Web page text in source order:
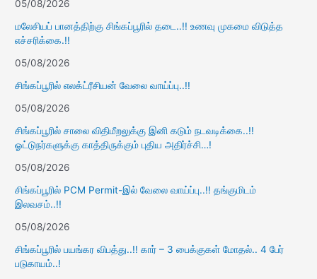
05/08/2026
மலேசியப் பானத்திற்கு சிங்கப்பூரில் தடை..!! உணவு முகமை விடுத்த
எச்சரிக்கை.!!
05/08/2026
சிங்கப்பூரில் எலக்ட்ரீசியன் வேலை வாய்ப்பு..!!
05/08/2026
சிங்கப்பூரில் சாலை விதிமீறலுக்கு இனி கடும் நடவடிக்கை..!!
ஓட்டுநர்களுக்கு காத்திருக்கும் புதிய அதிர்ச்சி…!
05/08/2026
சிங்கப்பூரில் PCM Permit-இல் வேலை வாய்ப்பு..!! தங்குமிடம்
இலவசம்..!!
05/08/2026
சிங்கப்பூரில் பயங்கர விபத்து..!! கார் – 3 பைக்குகள் மோதல்.. 4 பேர்
படுகாயம்..!